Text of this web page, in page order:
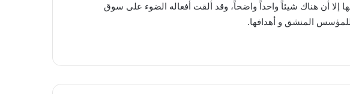
إلا أن هناك شيئاً واحداً واضحاً، وقد ألقت أفعاله الضوء على سوق
للمؤسس المنشق و أهدافها.